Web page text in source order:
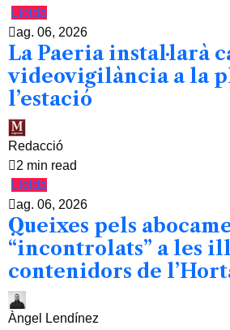
Lleida
ag. 06, 2026
La Paeria instal·larà
videovigilància a la
l’estació
Redacció
2 min read
Lleida
ag. 06, 2026
Queixes pels
“incontrolats” a les
contenidors de
Àngel Lendínez